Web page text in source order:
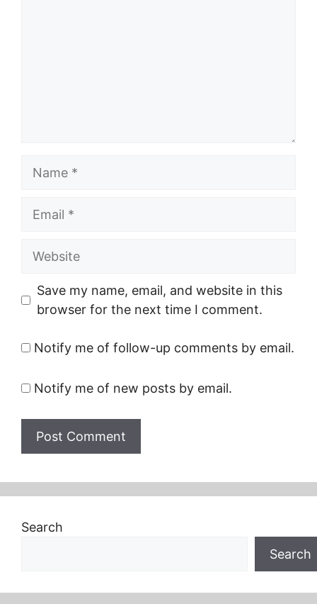
Name
Email
Website
Save my name, email, and website in this
browser for the next time I comment.
Notify me of follow-up comments by email.
Notify me of new posts by email.
Search
Search